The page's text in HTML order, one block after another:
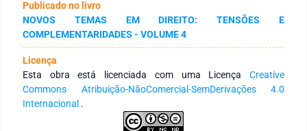
Finais: A divulgação dos termos conceituados e definidos
pelas leis brasileiras permite que esse conhecimento alcance
a população e possibilite o domínio dos aspectos preventivos
da ação, de modo a contribuir para a redução de riscos. de
desastres em território nacional.
Publicado no livro
NOVOS TEMAS EM DIREITO: TENSÕES E
COMPLEMENTARIDADES - VOLUME 4
Licença
Esta obra está licenciada com uma Licença Creative
Commons Atribuição-NãoComercial-SemDerivações 4.0
Internacional .